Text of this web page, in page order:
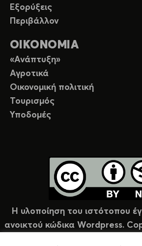
Εξορύξεις
Περιβάλλον
ΟΙΚΟΝΟΜΙΑ
«Ανάπτυξη»
Αγροτικά
Οικονομική πολιτική
Τουρισμός
Υποδομές
Η υλοποίηση του ιστότοπου
ανοικτού κώδικα Wordpress.